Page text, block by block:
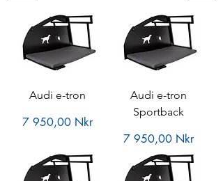
Audi e-tron
Pris
7 950,00 Nkr
Audi e-tron
Sportback
Pris
7 950,00 Nkr